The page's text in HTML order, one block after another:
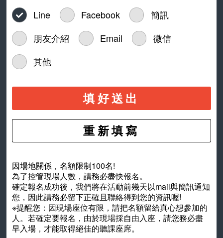
Line
Facebook
簡訊
朋友介紹
Email
微信
其他
填好送出
因場地關係，名額限制100名!
為了控管現場人數，請務必盡快報名。
確定報名成功後，我們將在活動前幾天以mail與簡訊通知
您，因此請務必留下正確且聯絡得到您的資訊喔!
※提醒您：因現場座位有限，請把名額留給真心想參加的
人。若確定要報名，由於現場採自由入座，請您務必盡
早入場，才能取得絕佳的聽課座席。